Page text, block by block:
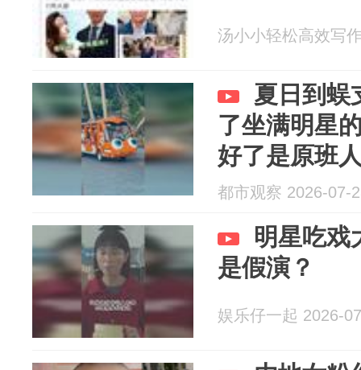
汤小小轻松高效写
夏日到蜈
了坐满明星
好了是原班
都市观察 2026-07-
明星吃戏
是假演？
娱乐仔一起 2026-